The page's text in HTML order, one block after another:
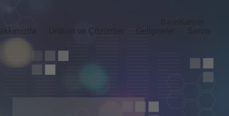
Ürünler ve Çözümler Gelişmeler Servis
BasınKariyer